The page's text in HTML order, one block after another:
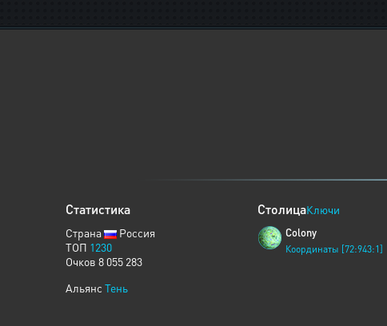
Статистика
Страна
Россия
ТОП 1230
Очков 8 055 283
Альянс Тень
СтолицаКлючи
Colony
Координаты [72:943:1]